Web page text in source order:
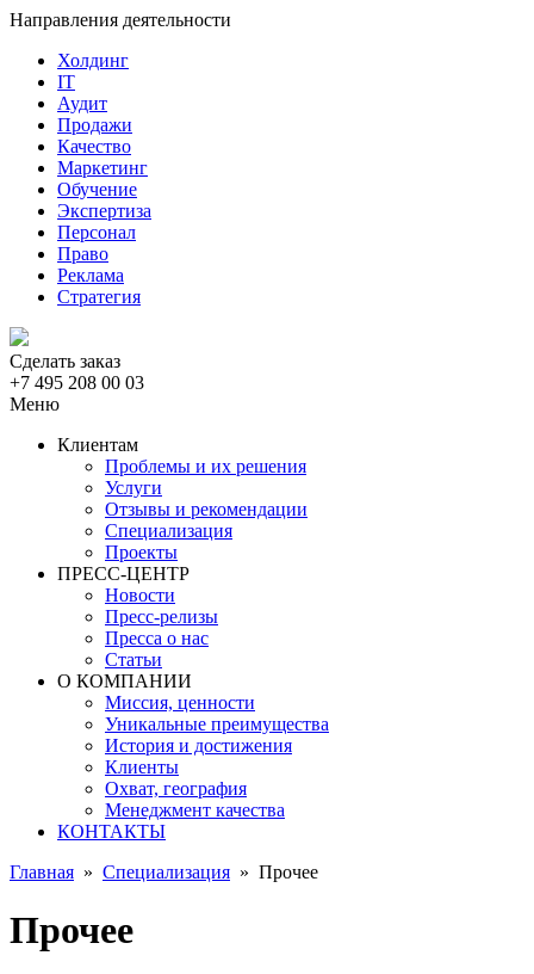
Направления деятельности
Холдинг
IT
Аудит
Продажи
Качество
Маркетинг
Обучение
Экспертиза
Персонал
Право
Реклама
Стратегия
Сделать заказ
+7 495 208 00 03
Меню
Клиентам
Проблемы и их решения
Услуги
Отзывы и рекомендации
Специализация
Проекты
ПРЕСС-ЦЕНТР
Новости
Пресс-релизы
Пресса о нас
Статьи
О КОМПАНИИ
Миссия, ценности
Уникальные преимущества
История и достижения
Клиенты
Охват, география
Менеджмент качества
КОНТАКТЫ
Главная » Специализация » Прочее
Прочее